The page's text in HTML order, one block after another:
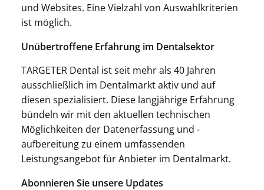
und Websites. Eine Vielzahl von Auswahlkriterien
ist möglich.
Unübertroffene Erfahrung im Dentalsektor
TARGETER Dental ist seit mehr als 40 Jahren
ausschließlich im Dentalmarkt aktiv und auf
diesen spezialisiert. Diese langjährige Erfahrung
bündeln wir mit den aktuellen technischen
Möglichkeiten der Datenerfassung und -
aufbereitung zu einem umfassenden
Leistungsangebot für Anbieter im Dentalmarkt.
Abonnieren Sie unsere Updates